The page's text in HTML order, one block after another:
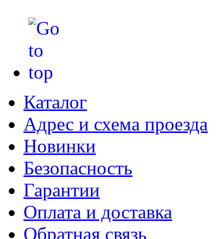
Каталог
Адрес и схема проезда
Новинки
Безопасность
Гарантии
Оплата и доставка
Обратная связь